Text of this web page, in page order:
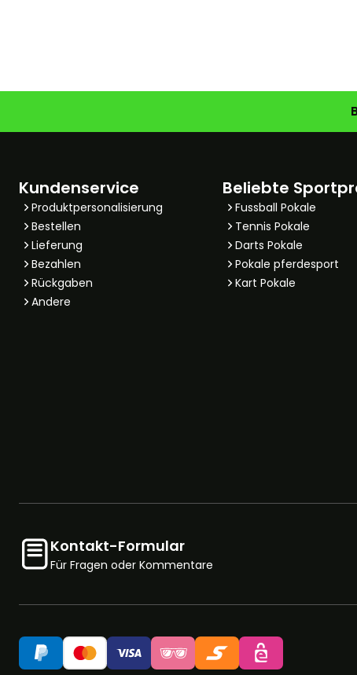
Kundenservice
Produktpersonalisierung
Bestellen
Lieferung
Bezahlen
Rückgaben
Andere
Beliebte
Fussball Pokale
Tennis Pokale
Darts Pokale
Pokale pferdesport
Kart Pokale
Kontakt-Formular
Für Fragen oder Kommentare